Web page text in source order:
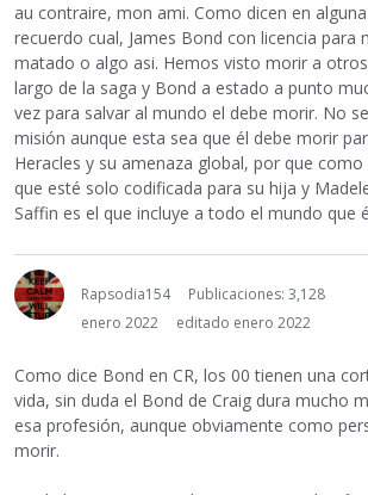
au contraire, mon ami. Como dicen en
recuerdo cual, James Bond con licencia para
matado o algo asi. Hemos visto morir a
largo de la saga y Bond a estado a punto
vez para salvar al mundo el debe morir. No
misión aunque esta sea que él debe morir
Heracles y su amenaza global, por que
que esté solo codificada para su hija y
Saffin es el que incluye a todo el mundo que
Rapsodia154
Publicaciones: 3,128
enero 2022
editado enero 2022
Como dice Bond en CR, los 00 tienen una
vida, sin duda el Bond de Craig dura mucho
esa profesión, aunque obviamente como
morir.